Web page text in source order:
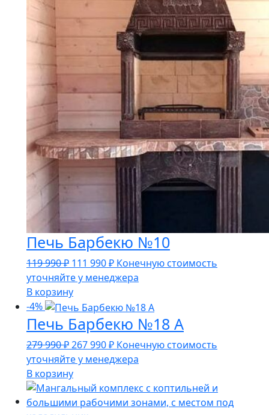
Печь Барбекю №10
119 990₽ Первоначальная
цена
составляла
119
990 ₽.
111 990₽Текущая
цена:
990 ₽.
Конечную стоимость
уточняйте у менеджера
В корзину
-4%
Печь Барбекю №18 А
279 990₽ Первоначальная
цена
составляла
279
990 ₽.
267 990₽Текущая
цена:
990 ₽.
Конечную стоимость
уточняйте у менеджера
В корзину